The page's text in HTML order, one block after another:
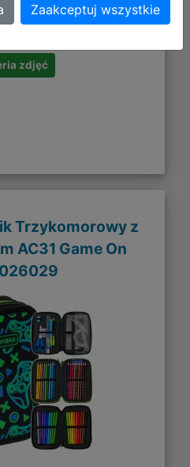
zdjęć
Trzykomorowy z
AC31 Game On
Zaakceptuj wszystkie